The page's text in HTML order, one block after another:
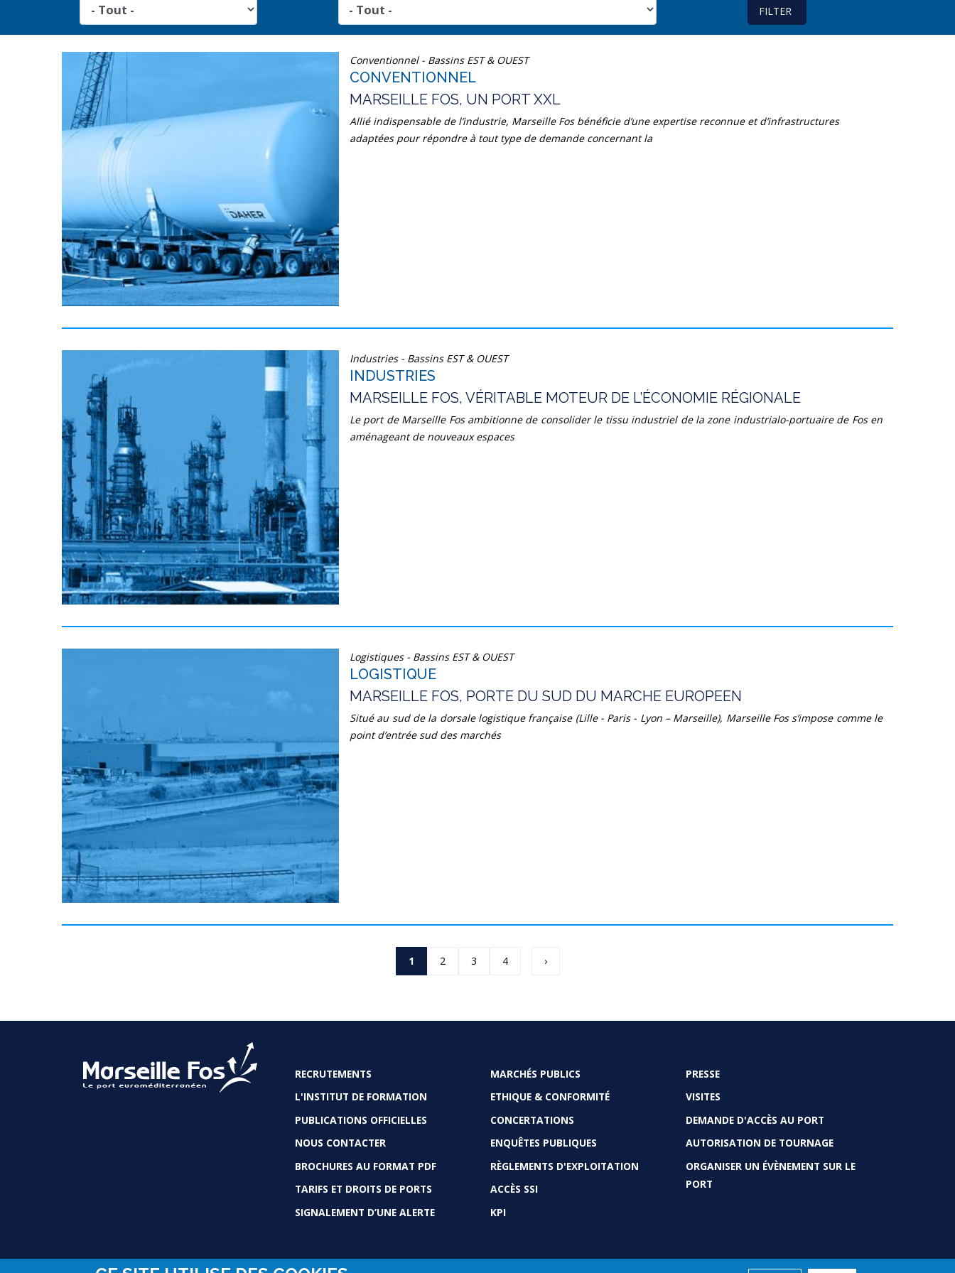
Conventionnel - Bassins EST & OUEST
CONVENTIONNEL
MARSEILLE FOS, UN PORT XXL
Allié indispensable de l’industrie, Marseille Fos bénéficie d’une expertise reconnue et d’infrastructures
adaptées pour répondre à tout type de demande concernant la
Industries - Bassins EST & OUEST
INDUSTRIES
MARSEILLE FOS, VÉRITABLE MOTEUR DE L’ÉCONOMIE RÉGIONALE
Le port de Marseille Fos ambitionne de consolider le tissu industriel de la zone industrialo-portuaire de Fos en
aménageant de nouveaux espaces
Logistiques - Bassins EST & OUEST
LOGISTIQUE
MARSEILLE FOS, PORTE DU SUD DU MARCHE EUROPEEN
Situé au sud de la dorsale logistique française (Lille - Paris - Lyon – Marseille), Marseille Fos s’impose comme le
point d’entrée sud des marchés
Pagination
Page
courante
1 Page
2 Page
3 Page
4
Page
›
FOOTER
RECRUTEMENTS
L'INSTITUT DE FORMATION
PUBLICATIONS OFFICIELLES
NOUS CONTACTER
BROCHURES AU FORMAT PDF
TARIFS ET DROITS DE PORTS
SIGNALEMENT D’UNE ALERTE
MARCHÉS PUBLICS
ETHIQUE & CONFORMITÉ
CONCERTATIONS
ENQUÊTES PUBLIQUES
RÈGLEMENTS D'EXPLOITATION
ACCÈS SSI
KPI
PRESSE
VISITES
DEMANDE D'ACCÈS AU PORT
AUTORISATION DE TOURNAGE
ORGANISER UN ÉVÈNEMENT SUR LE
PORT